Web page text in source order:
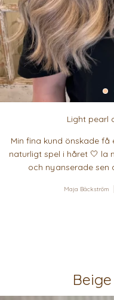
Light pearl
Min fina kund önskade
naturligt spel i håret 🤍 la
och nyanserade sen
Maja Bäckström